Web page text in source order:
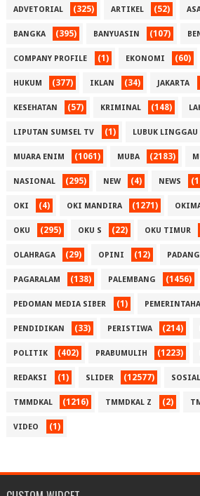
ADVETORIAL (325) ARTIKEL (52)
BANGKA (395) BANYUASIN (107)
COMPANY PROFILE (1) EKONOMI (60)
HUKUM (377) IKLAN (34) JAKARTA
KESEHATAN (57) KRIMINAL (148)
LIPUTAN SUMSEL TV (1) LUBUK LINGGAU
MUARA ENIM (1061) MUBA (2183)
NASIONAL (295) NEW (4) NEWS
OKI (4) OKI MANDIRA (1271)
OKU (295) OKU S (22) OKU TIMUR
OLAHRAGA (29) OPINI (12) PADANG
PAGARALAM (138) PALEMBANG (1456)
PEDOMAN MEDIA SIBER (1)
PENDIDIKAN (33) PERISTIWA (214)
POLITIK (402) PRABUMULIH (1223)
REDAKSI (1) SLIDER (12577) SOSIAL
TMMDKAL (1216) TMMDKAL Z (2)
VIDEO (1)